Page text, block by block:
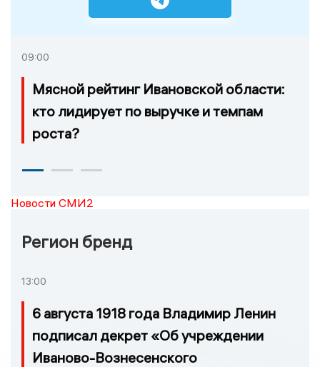
09:00
Мясной рейтинг Ивановской области:
кто лидирует по выручке и темпам
роста?
Новости СМИ2
Регион бренд
13:00
6 августа 1918 года Владимир Ленин
подписал декрет «Об учреждении
Иваново-Вознесенского